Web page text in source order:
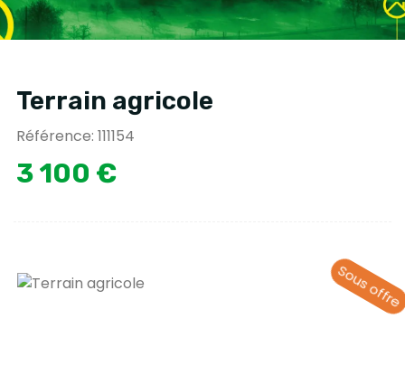
Terrain agricole
Référence: 111154
3 100 €
Sous offre